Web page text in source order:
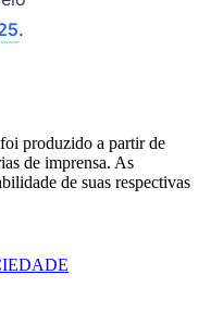
.
produzido a partir de
de imprensa. As
de suas respectivas